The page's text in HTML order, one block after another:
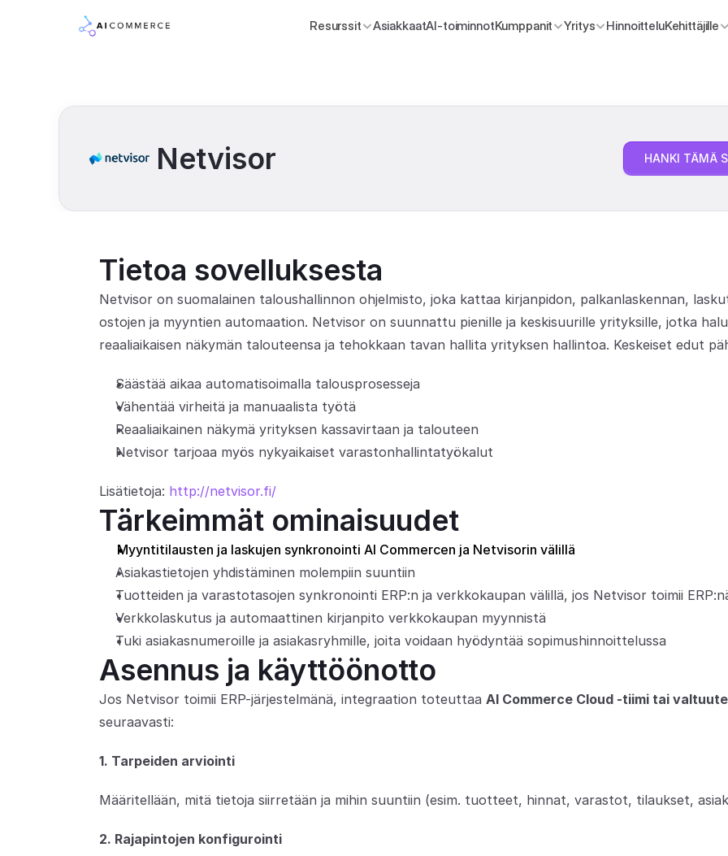
Resurssit AsiakkaatAI-toiminnotKumppanit Yritys HinnoitteluKehittäjille
Netvisor HANKI TÄMÄ
Tietoa sovelluksesta
Netvisor on suomalainen taloushallinnon ohjelmisto, joka kattaa kirjanpidon, palkanlaskennan,
ostojen ja myyntien automaation. Netvisor on suunnattu pienille ja keskisuurille yrityksille, jotka
reaaliaikaisen näkymän talouteensa ja tehokkaan tavan hallita yrityksen hallintoa. Keskeiset edut
Säästää aikaa automatisoimalla talousprosesseja
Vähentää virheitä ja manuaalista työtä
Reaaliaikainen näkymä yrityksen kassavirtaan ja talouteen
Netvisor tarjoaa myös nykyaikaiset varastonhallintatyökalut
Lisätietoja: http://netvisor.fi/
Tärkeimmät ominaisuudet
Myyntitilausten ja laskujen synkronointi AI Commercen ja Netvisorin välillä
Asiakastietojen yhdistäminen molempiin suuntiin
Tuotteiden ja varastotasojen synkronointi ERP:n ja verkkokaupan välillä, jos Netvisor toimii
Verkkolaskutus ja automaattinen kirjanpito verkkokaupan myynnistä
Tuki asiakasnumeroille ja asiakasryhmille, joita voidaan hyödyntää sopimushinnoittelussa
Asennus ja käyttöönotto
Jos Netvisor toimii ERP-järjestelmänä, integraation toteuttaa AI Commerce Cloud -tiimi tai
seuraavasti:
1. Tarpeiden arviointi
Määritellään, mitä tietoja siirretään ja mihin suuntiin (esim. tuotteet, hinnat, varastot, tilaukset,
2. Rajapintojen konfigurointi